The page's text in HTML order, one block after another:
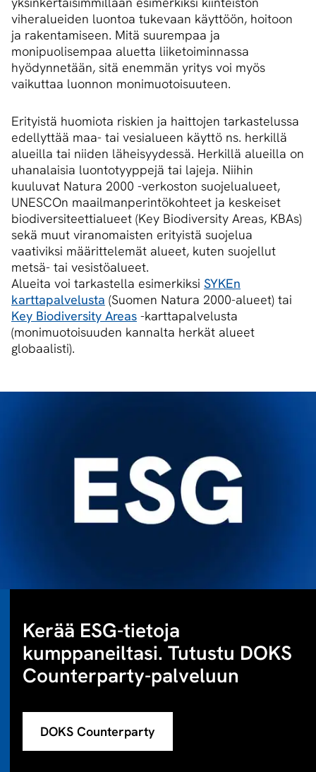
viheralueiden luontoa tukevaan käyttöön, hoitoon
ja rakentamiseen. Mitä suurempaa ja
monipuolisempaa aluetta liiketoiminnassa
hyödynnetään, sitä enemmän yritys voi myös
vaikuttaa luonnon monimuotoisuuteen.
Erityistä huomiota riskien ja haittojen tarkastelussa
edellyttää maa- tai vesialueen käyttö ns. herkillä
alueilla tai niiden läheisyydessä. Herkillä alueilla on
uhanalaisia luontotyyppejä tai lajeja. Niihin
kuuluvat Natura 2000 -verkoston suojelualueet,
UNESCOn maailmanperintökohteet ja keskeiset
biodiversiteettialueet (Key Biodiversity Areas, KBAs)
sekä muut viranomaisten erityistä suojelua
vaativiksi määrittelemät alueet, kuten suojellut
metsä- tai vesistöalueet.
Alueita voi tarkastella esimerkiksi SYKEn
karttapalvelusta (Suomen Natura 2000-alueet) tai
Key Biodiversity Areas -karttapalvelusta
(monimuotoisuuden kannalta herkät alueet
globaalisti).
Kerää ESG-tietoja
kumppaneiltasi. Tutustu DOKS
Counterparty-palveluun
DOKS Counterparty